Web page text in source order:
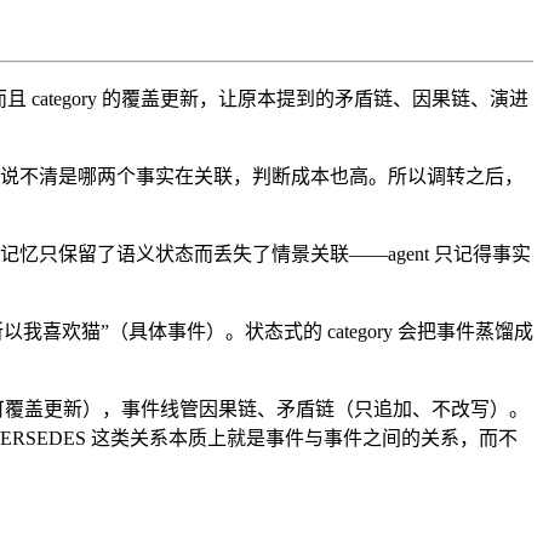
category 的覆盖更新，让原本提到的矛盾链、因果链、演进
不清是哪两个事实在关联，判断成本也高。所以调转之后，
忆只保留了语义状态而丢失了情景关联——agent 只记得事实
我喜欢猫”（具体事件）。状态式的 category 会把事件蒸馏成
盖更新），事件线管因果链、矛盾链（只追加、不改写）。
这类关系本质上就是事件与事件之间的关系，而不